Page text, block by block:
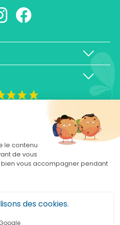
le contenu
de vous
vous accompagner pendant
des cookies.